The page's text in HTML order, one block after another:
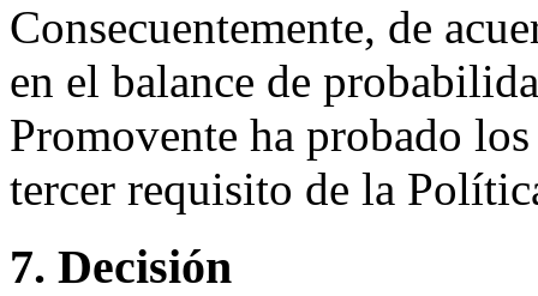
Consecuentemente, de
en el balance de
Promovente ha probado
tercer requisito de la
7. Decisión